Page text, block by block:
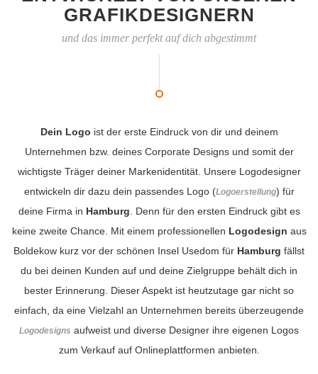
GRAFIKDESIGNERN
und das immer perfekt auf dich abgestimmt
Dein Logo ist der erste Eindruck von dir und deinem
Unternehmen bzw. deines Corporate Designs und somit der
wichtigste Träger deiner Markenidentität. Unsere Logodesigner
entwickeln dir dazu dein passendes Logo (Logoerstellung) für
deine Firma in Hamburg. Denn für den ersten Eindruck gibt es
keine zweite Chance. Mit einem professionellen Logodesign aus
Boldekow kurz vor der schönen Insel Usedom für Hamburg fällst
du bei deinen Kunden auf und deine Zielgruppe behält dich in
bester Erinnerung. Dieser Aspekt ist heutzutage gar nicht so
einfach, da eine Vielzahl an Unternehmen bereits überzeugende
Logodesigns aufweist und diverse Designer ihre eigenen Logos
zum Verkauf auf Onlineplattformen anbieten.